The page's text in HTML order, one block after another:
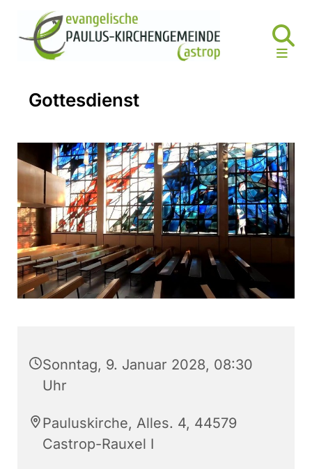
Gottesdienst
Sonntag, 9. Januar 2028, 08:30
Uhr
Pauluskirche, Alles. 4, 44579
Castrop-Rauxel I